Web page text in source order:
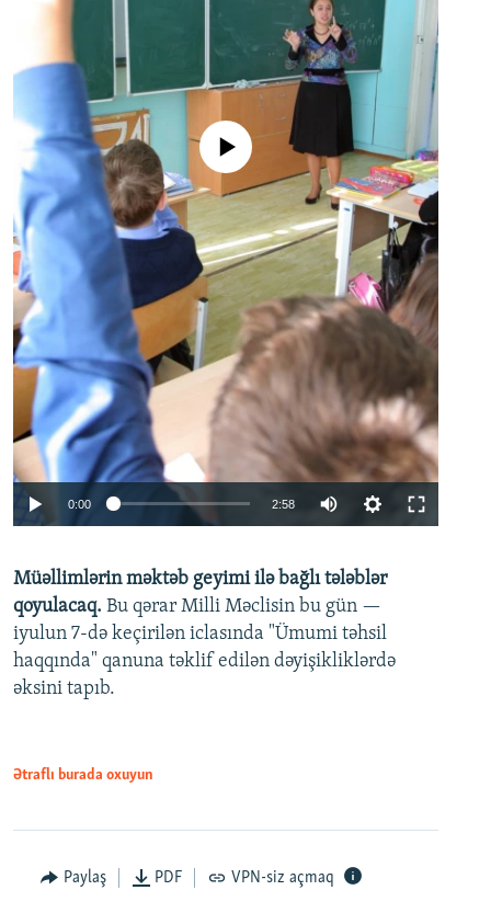
Auto 240p 360p 480p
No media source currently available
0:00 2:58
360p
480p
720p
Müəllimlərin məktəb geyimi ilə bağlı tələblər
qoyulacaq. Bu qərar Milli Məclisin bu gün —
iyulun 7-də keçirilən iclasında "Ümumi təhsil
haqqında" qanuna təklif edilən dəyişikliklərdə
əksini tapıb.
Ətraflı burada oxuyun
Paylaş PDF VPN-siz açmaq